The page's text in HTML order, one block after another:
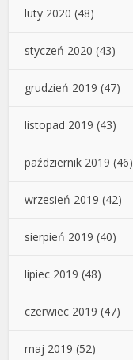
luty 2020 (48)
styczeń 2020 (43)
grudzień 2019 (47)
listopad 2019 (43)
październik 2019 (46)
wrzesień 2019 (42)
sierpień 2019 (40)
lipiec 2019 (48)
czerwiec 2019 (47)
maj 2019 (52)